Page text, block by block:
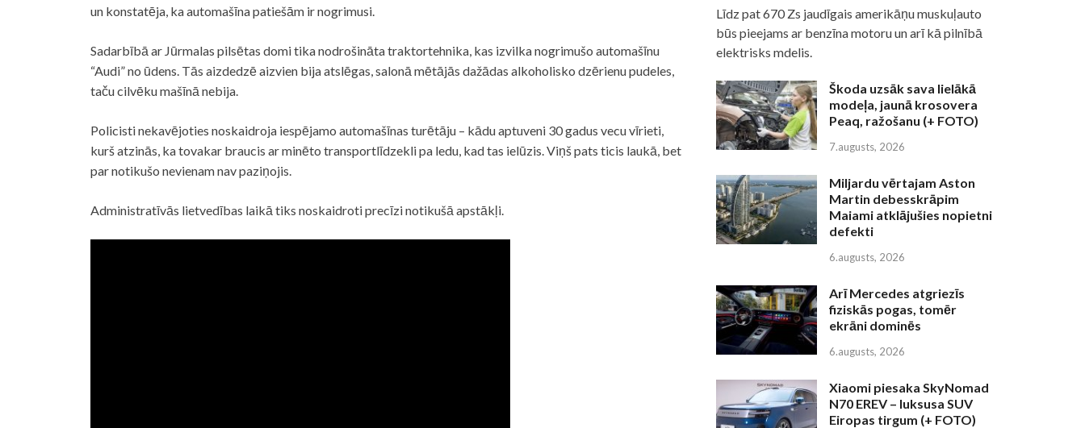
un konstatēja, ka automašīna patiešām ir nogrimusi.
Sadarbībā ar Jūrmalas pilsētas domi tika nodrošināta traktortehnika, kas izvilka nogrimušo automašīnu
“Audi” no ūdens. Tās aizdedzē aizvien bija atslēgas, salonā mētājās dažādas alkoholisko dzērienu pudeles,
taču cilvēku mašīnā nebija.
Policisti nekavējoties noskaidroja iespējamo automašīnas turētāju – kādu aptuveni 30 gadus vecu vīrieti,
kurš atzinās, ka tovakar braucis ar minēto transportlīdzekli pa ledu, kad tas ielūzis. Viņš pats ticis laukā, bet
par notikušo nevienam nav paziņojis.
Administratīvās lietvedības laikā tiks noskaidroti precīzi notikušā apstākļi.
Līdz pat 670 Zs jaudīgais amerikāņu muskuļauto
būs pieejams ar benzīna motoru un arī kā pilnībā
elektrisks mdelis.
Škoda uzsāk sava lielākā
modeļa, jaunā krosovera
Peaq, ražošanu (+ FOTO)
7.augusts, 2026
Miljardu vērtajam Aston
Martin debesskrāpim
Maiami atklājušies nopietni
defekti
6.augusts, 2026
Arī Mercedes atgriezīs
fiziskās pogas, tomēr
ekrāni dominēs
6.augusts, 2026
Xiaomi piesaka SkyNomad
N70 EREV – luksusa SUV
Eiropas tirgum (+ FOTO)